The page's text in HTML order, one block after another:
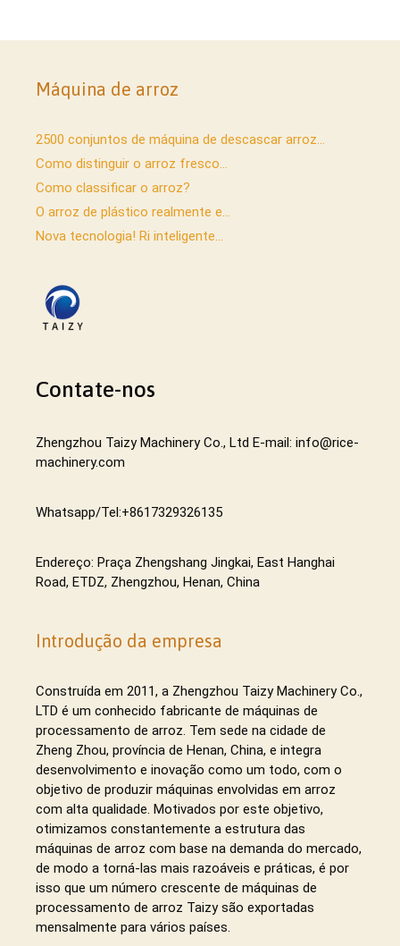
Máquina de arroz
2500 conjuntos de máquina de descascar arroz...
Como distinguir o arroz fresco...
Como classificar o arroz?
O arroz de plástico realmente e...
Nova tecnologia! Ri inteligente...
Contate-nos
Zhengzhou Taizy Machinery Co., Ltd E-mail: info@rice-
machinery.com
Whatsapp/Tel:+8617329326135
Endereço: Praça Zhengshang Jingkai, East Hanghai
Road, ETDZ, Zhengzhou, Henan, China
Introdução da empresa
Construída em 2011, a Zhengzhou Taizy Machinery Co.,
LTD é um conhecido fabricante de máquinas de
processamento de arroz. Tem sede na cidade de
Zheng Zhou, província de Henan, China, e integra
desenvolvimento e inovação como um todo, com o
objetivo de produzir máquinas envolvidas em arroz
com alta qualidade. Motivados por este objetivo,
otimizamos constantemente a estrutura das
máquinas de arroz com base na demanda do mercado,
de modo a torná-las mais razoáveis ​​e práticas, é por
isso que um número crescente de máquinas de
processamento de arroz Taizy são exportadas
mensalmente para vários países.